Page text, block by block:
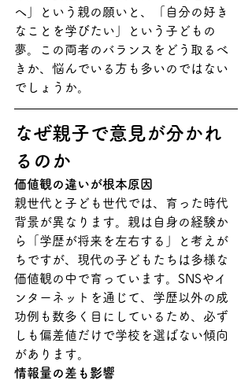
へ」という親の願いと、「自分の好き
なことを学びたい」という子どもの
夢。この両者のバランスをどう取るべ
きか、悩んでいる方も多いのではない
でしょうか。
なぜ親子で意見が分かれ
るのか
価値観の違いが根本原因
親世代と子ども世代では、育った時代
背景が異なります。親は自身の経験か
ら「学歴が将来を左右する」と考えが
ちですが、現代の子どもたちは多様な
価値観の中で育っています。SNSやイ
ンターネットを通じて、学歴以外の成
功例も数多く目にしているため、必ず
しも偏差値だけで学校を選ばない傾向
があります。
情報量の差も影響